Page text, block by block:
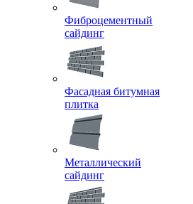
Фиброцементный
сайдинг
Фасадная битумная
плитка
Металлический
сайдинг